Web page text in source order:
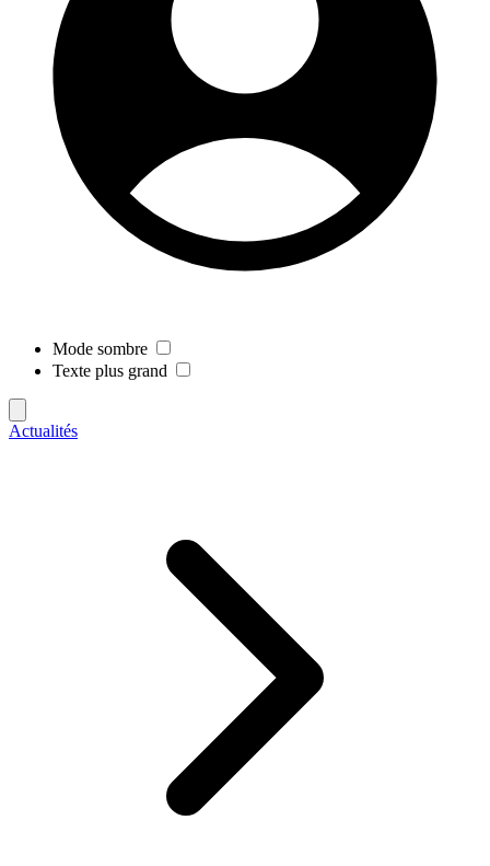
Mode sombre
Texte plus grand
Actualités